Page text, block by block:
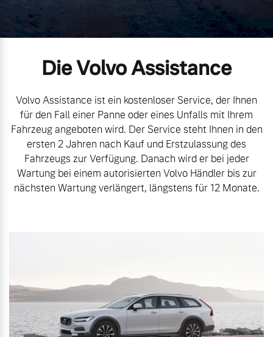
Mild-Hybrid
Geschäftskunden
Editionsmodelle
Konnektivität
Fahrzeug konfigurieren
Sofort verfügbare Fahrzeuge
Volvo Gebrauchtwagenbörse
Aktuelle Zubehörangebote
Zubehörkatalog
Sie erhalten bei uns eine
Vielzahl von Original
Volvo Winter- und
Sommer Kompletträder.
Kontakt und Anfahrt
Die Volvo Assistance
Volvo Assistance ist ein kostenloser Service, der Ihnen
für den Fall einer Panne oder eines Unfalls mit Ihrem
Fahrzeug angeboten wird. Der Service steht Ihnen in den
ersten 2 Jahren nach Kauf und Erstzulassung des
Fahrzeugs zur Verfügung. Danach wird er bei jeder
Wartung bei einem autorisierten Volvo Händler bis zur
nächsten Wartung verlängert, längstens für 12 Monate.